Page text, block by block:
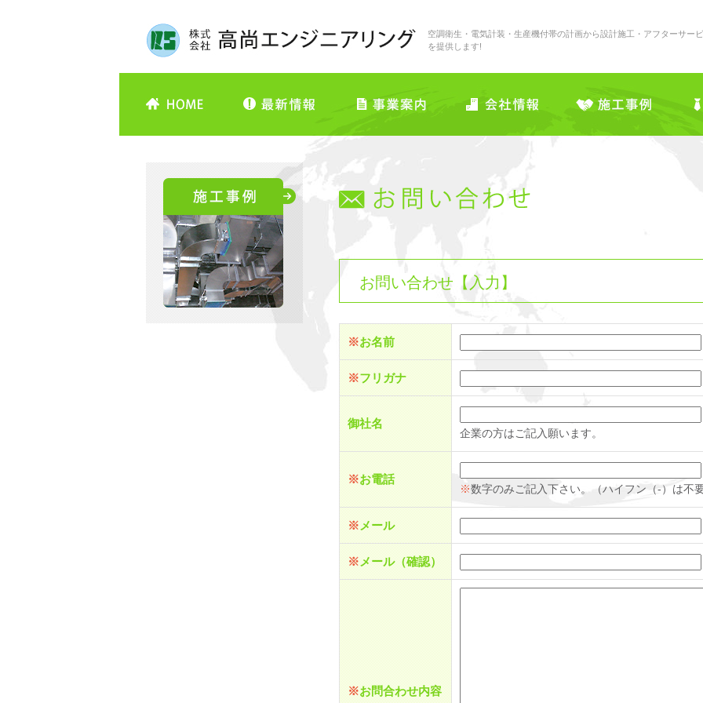
空調衛生・電気計装・生産機付帯の計画から設計施工・アフターサー
を提供します!
お問い合わせ【入力】
※お名前
※フリガナ
御社名
企業の方はご記入願います。
※お電話
※数字のみご記入下さい。（ハイフン（-）は不
※メール
※メール（確認）
※お問合わせ内容